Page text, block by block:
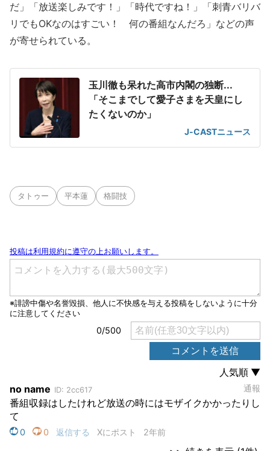
だ」「放送楽しみです！」「時代ですね！」「刺青バリバ
リでもOKなのはすごい！ 何の番組なんだろ」などの声
が寄せられている。
玉川徹も呆れた高市内閣の独断...
「そこまでして愛子さまを天皇にし
たくないのか」
J-CASTニュース
タトゥー 平本蓮 格闘技